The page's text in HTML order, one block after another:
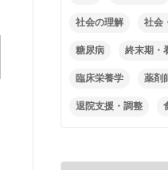
社会の理解 社会
糖尿病 終末期・
臨床栄養学 薬剤
退院支援・調整